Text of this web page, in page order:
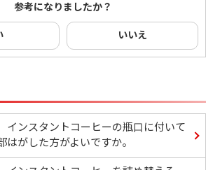
参考になりましたか？
いいえ
インスタントコーヒーの瓶口に付いて
はがした方がよいですか。